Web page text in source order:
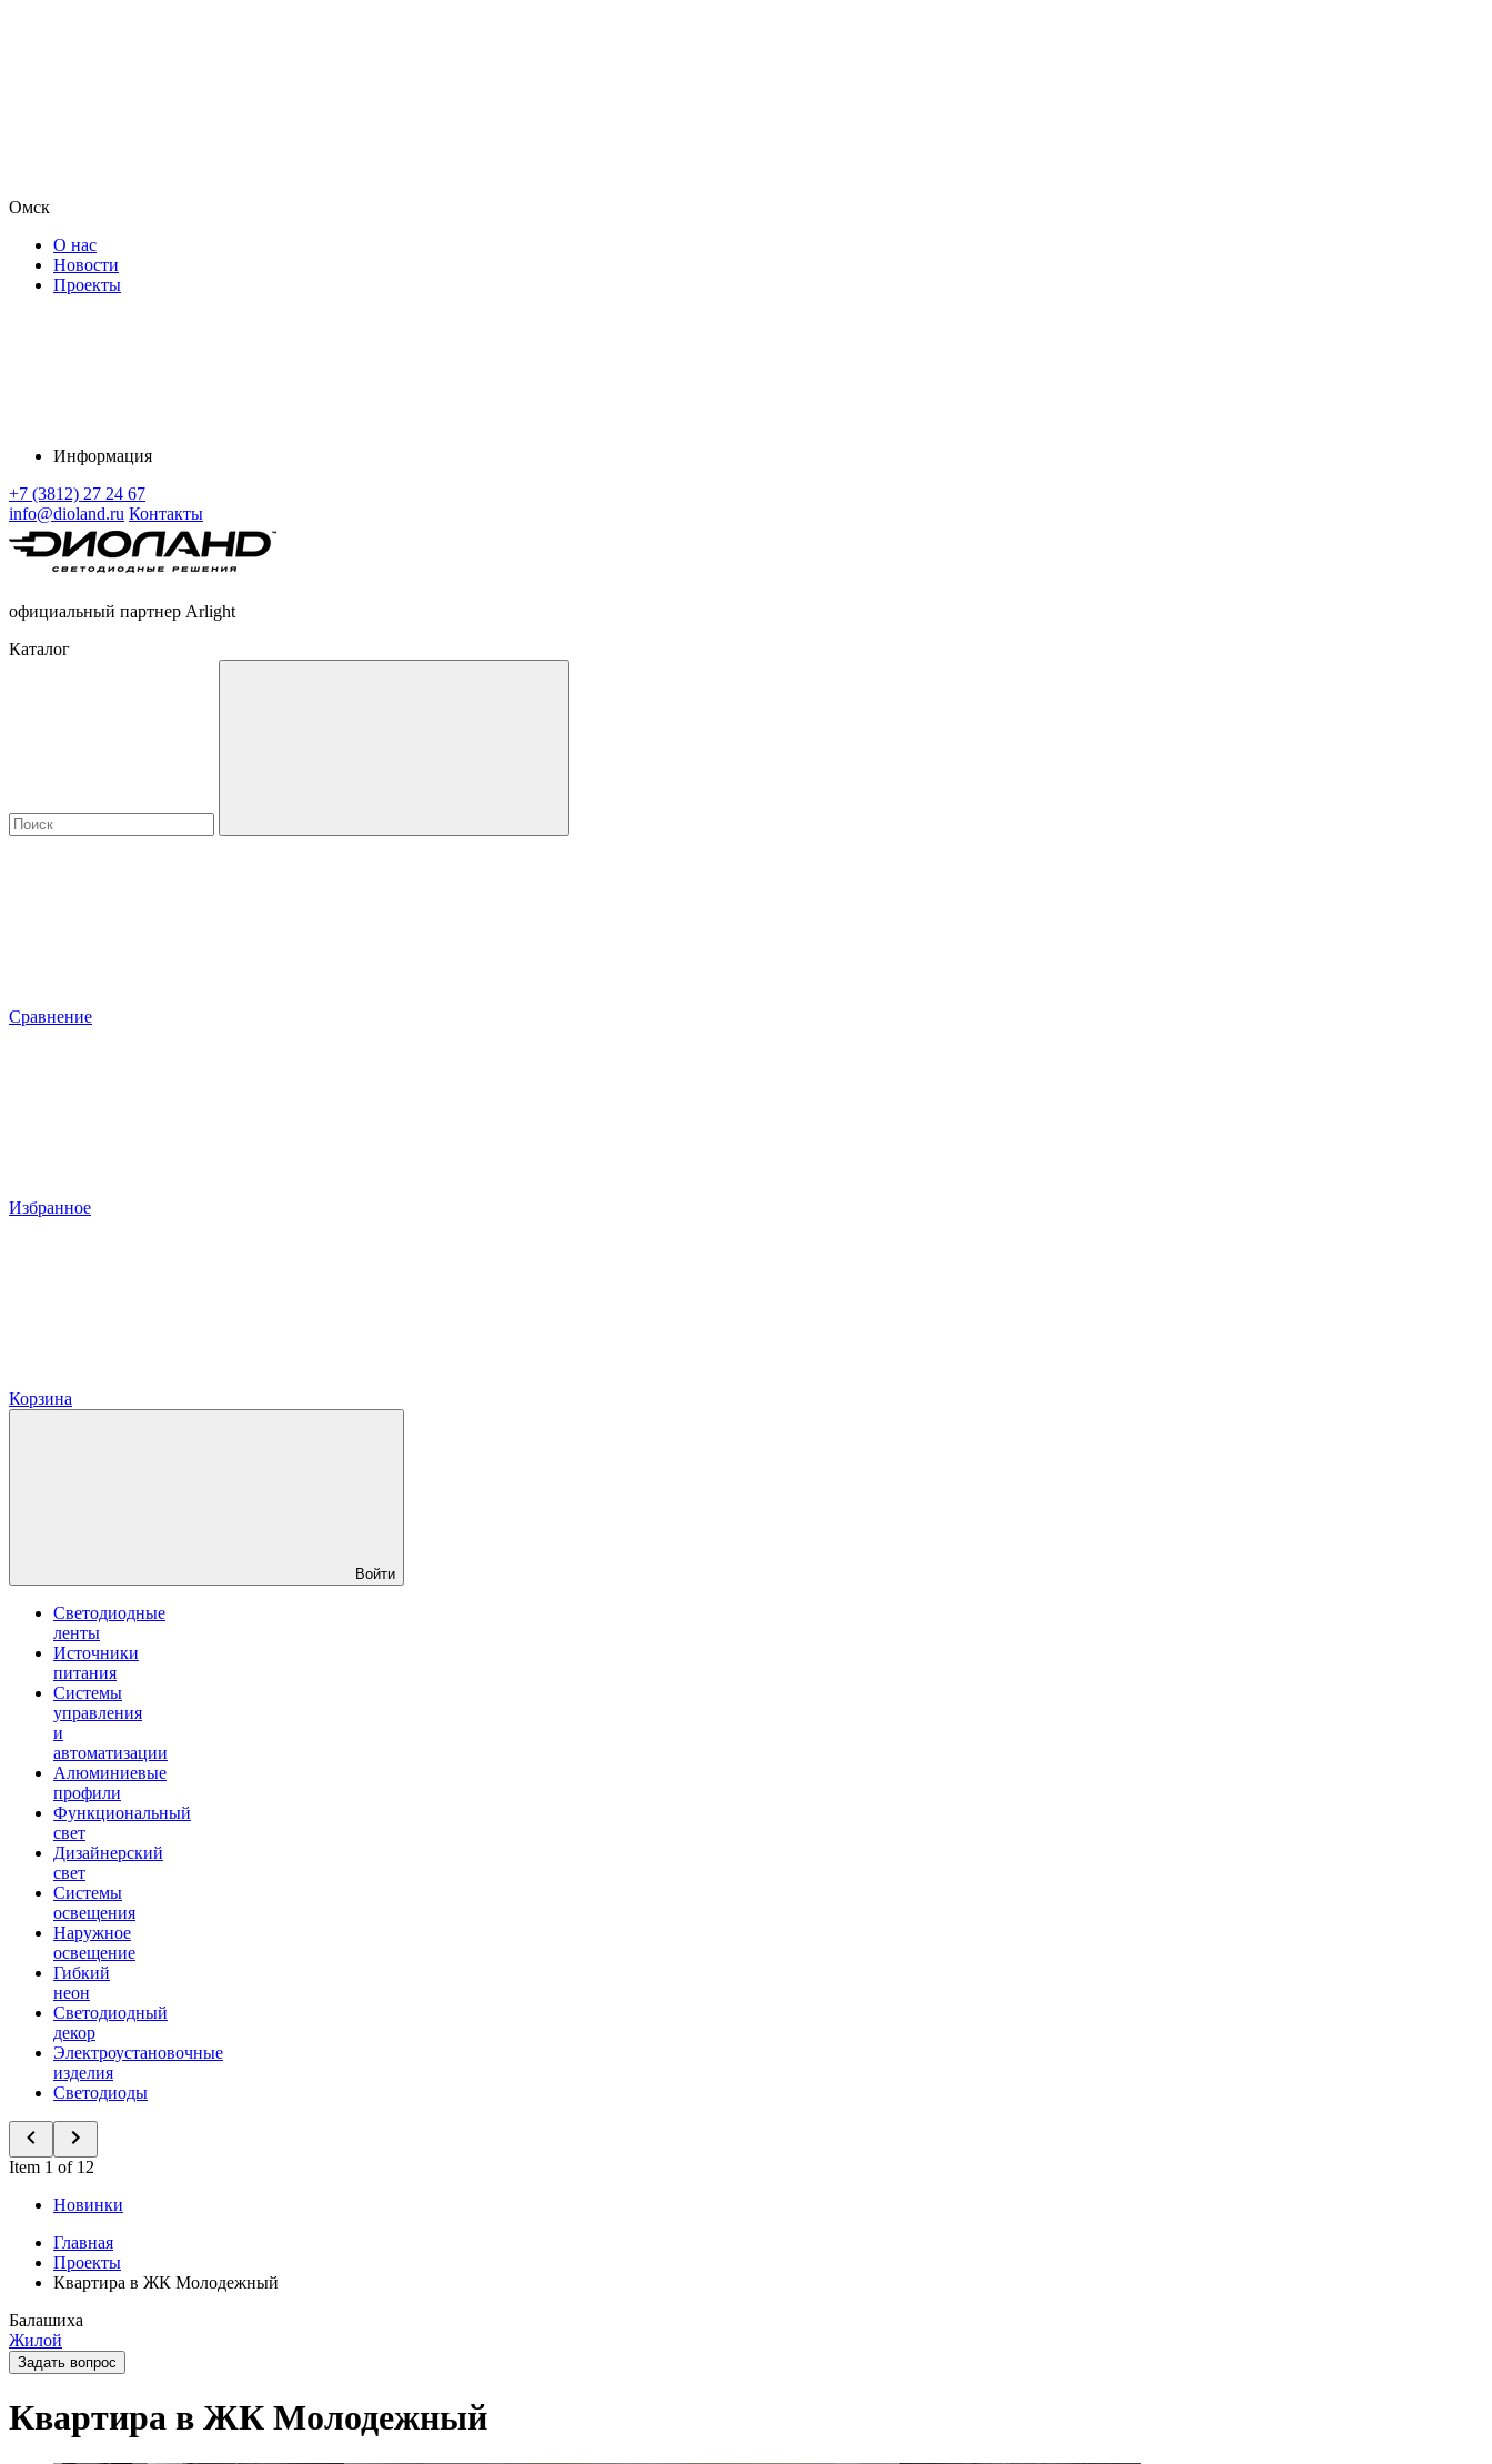
Омск
О нас
Новости
Проекты
Информация
+7 (3812) 27 24 67
info@dioland.ru Контакты
официальный партнер Arlight
Каталог
Сравнение
Избранное
Корзина
Войти
Светодиодные
ленты
Источники
питания
Системы
управления
и
автоматизации
Алюминиевые
профили
Функциональный
свет
Дизайнерский
свет
Системы
освещения
Наружное
освещение
Гибкий
неон
Светодиодный
декор
Электроустановочные
изделия
Светодиоды
Item 1 of 12
Новинки
Главная
Проекты
Квартира в ЖК Молодежный
Балашиха
Жилой
Задать вопрос
Квартира в ЖК Молодежный